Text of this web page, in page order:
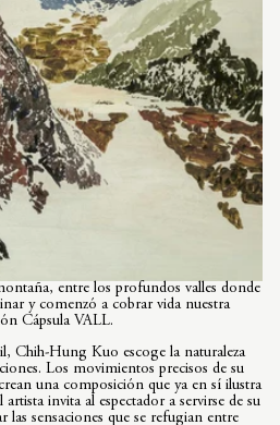
entre los profundos valles donde
y comenzó a cobrar vida nuestra
Cápsula VALL.
Chih-Hung Kuo escoge la naturaleza
Los movimientos precisos de su
una composición que ya en sí ilustra
invita al espectador a servirse de su
sensaciones que se refugian entre